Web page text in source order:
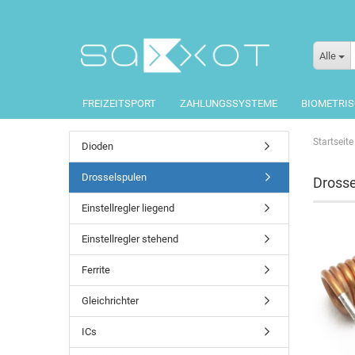
Alle
FREIZEITSPORT ZAHLUNGSSYSTEME
Startseite
Dioden
Drosselspulen
Einstellregler liegend
Einstellregler stehend
Ferrite
Gleichrichter
ICs